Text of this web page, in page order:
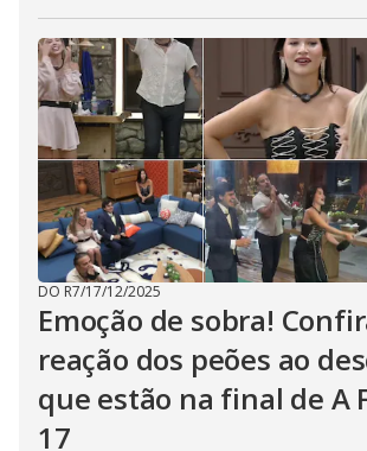
DO R7/17/12/2025
Emoção de sobra!
reação dos peões ao
que estão na final de A
17